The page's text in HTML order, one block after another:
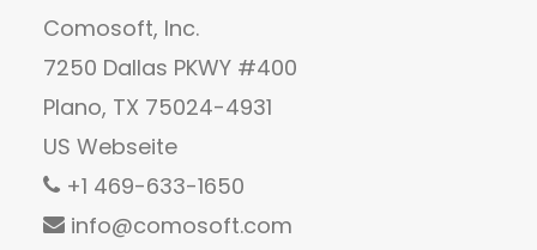
Comosoft, Inc.
7250 Dallas PKWY #400
Plano, TX 75024-4931
US Webseite
+1 469-633-1650
info@comosoft.com